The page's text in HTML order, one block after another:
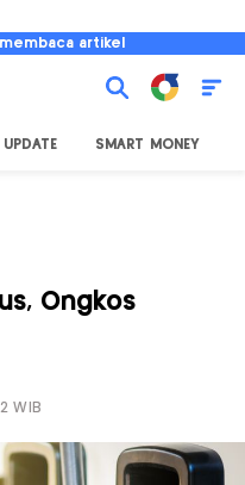
artikel
UPDATE SMART MONEY
Ongkos
WIB